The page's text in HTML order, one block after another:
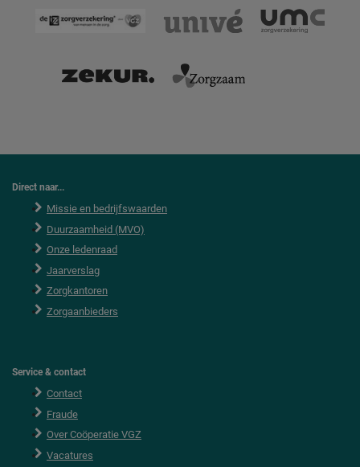
Direct naar...
Missie en bedrijfswaarden
Duurzaamheid (MVO)
Onze ledenraad
Jaarverslag
Zorgkantoren
Zorgaanbieders
Service & contact
Contact
Fraude
Over Coöperatie VGZ
Vacatures